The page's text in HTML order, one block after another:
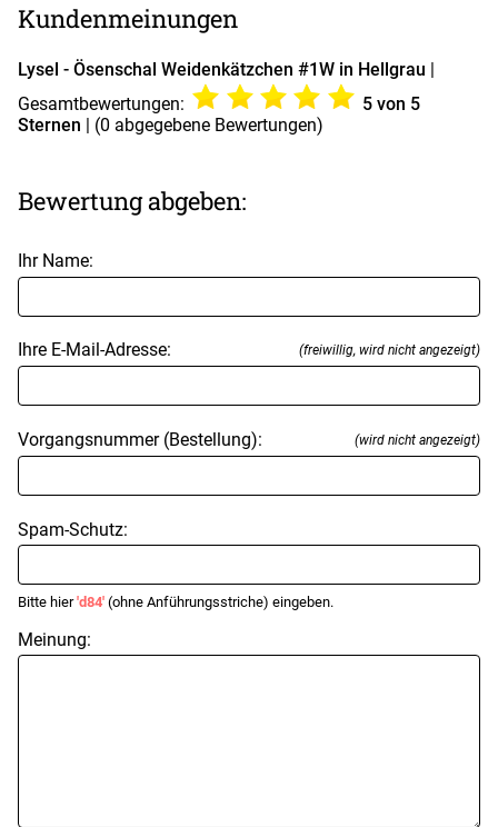
Kundenmeinungen
Lysel - Ösenschal Weidenkätzchen #1W in Hellgrau |
Gesamtbewertungen:
5von 5
Sternen | (0 abgegebene Bewertungen)
Bewertung abgeben:
Ihr Name:
Ihre E-Mail-Adresse: (freiwillig, wird nicht angezeigt)
Vorgangsnummer (Bestellung): (wird nicht angezeigt)
Spam-Schutz:
Bitte hier'd84' (ohne Anführungsstriche) eingeben.
Meinung: